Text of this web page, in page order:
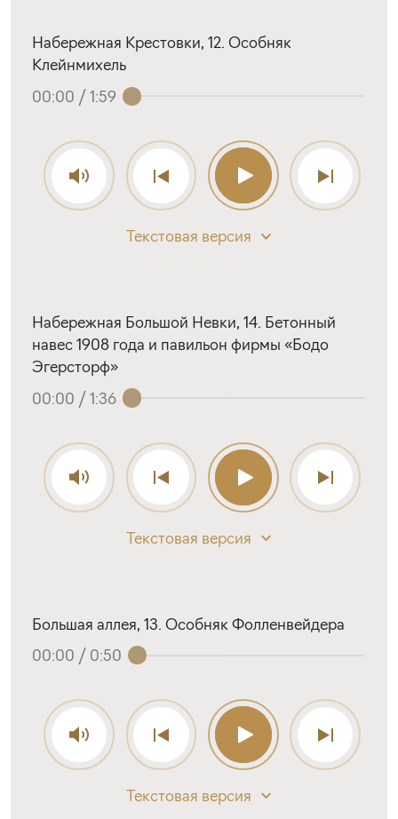
Набережная Крестовки, 12. Особняк
Клейнмихель
00:00 / 1:59
Текстовая версия
Набережная Большой Невки, 14. Бетонный
навес 1908 года и павильон фирмы «Бодо
Эгерсторф»
00:00 /1:36
Текстовая версия
Большая аллея, 13. Особняк Фолленвейдера
00:00 / 0:50
Текстовая версия